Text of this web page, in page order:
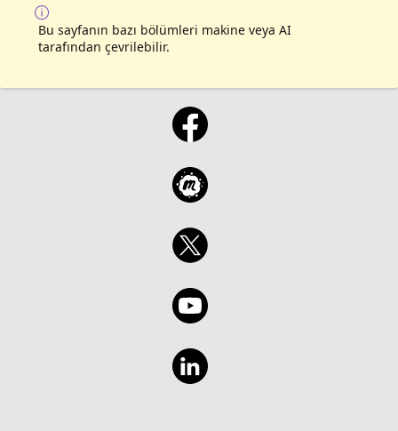
Bu sayfanın bazı bölümleri makine veya AI
tarafından çevrilebilir.